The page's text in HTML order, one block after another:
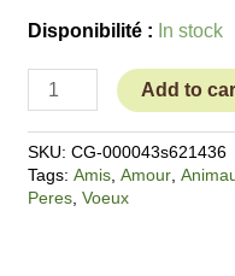
Disponibilité : In stock
Add to
SKU:CG-000043s621436
Tags:Amis,Amour,
Peres,Voeux